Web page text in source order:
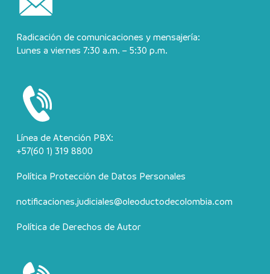
Radicación de comunicaciones y mensajería:
Lunes a viernes 7:30 a.m. – 5:30 p.m.
Línea de Atención PBX:
+57(60 1) 319 8800
Política Protección de Datos Personales
notificaciones.judiciales@oleoductodecolombia.com
Política de Derechos de Autor